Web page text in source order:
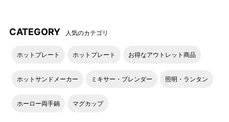
CATEGORY 人気のカテゴリ
ホットプレート ホットプレート お得なアウトレット商品
ホットサンドメーカー ミキサー・ブレンダー 照明・ランタン
ホーロー両手鍋 マグカップ